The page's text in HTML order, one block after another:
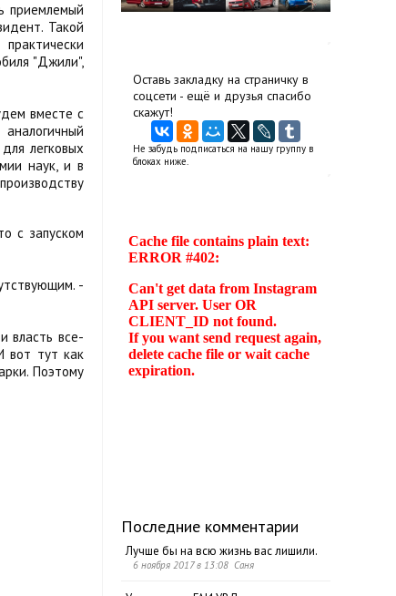
приемлемый
Такой
"Джили",
вместе с
легковых
наук, и в
с запуском
-
власть все-
вот тут как
Поэтому
Оставь закладку на страничку в
соцсети - ещё и друзья спасибо
скажут!
Не забудь подписаться на нашу группу в
блоках ниже.
Последние комментарии
Лучше бы на всю жизнь вас лишили.
6 ноября 2017 в 13:08 Саня